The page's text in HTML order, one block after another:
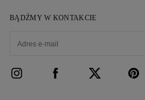
BĄDŹMY W KONTAKCIE